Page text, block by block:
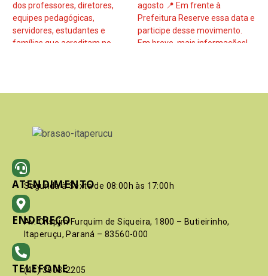
ATENDIMENTO
Segunda à Sexta de 08:00h às 17:00h
ENDEREÇO
Av. Crispim Furquim de Siqueira, 1800 – Butieirinho,
Itaperuçu, Paraná – 83560-000
TELEFONE
(41) 3603-2205